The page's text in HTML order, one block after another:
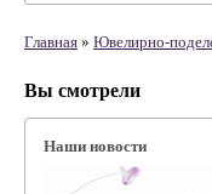
Главная » Ювелирно-
Вы смотрели
Наши новости